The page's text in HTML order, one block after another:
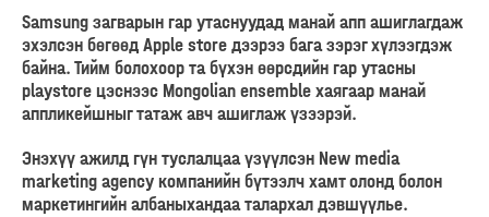
Samsung загварын гар утаснуудад манай апп ашиглагдаж
эхэлсэн бөгөөд Apple store дээрээ бага зэрэг хүлээгдэж
байна. Тийм болохоор та бүхэн өөрсдийн гар утасны
playstore цэснээс Mongolian ensemble хаягаар манай
аппликейшныг татаж авч ашиглаж үзээрэй.
Энэхүү ажилд гүн туслалцаа үзүүлсэн New media
marketing agency компанийн бүтээлч хамт олонд болон
маркетингийн албаныхандаа талархал дэвшүүлье.